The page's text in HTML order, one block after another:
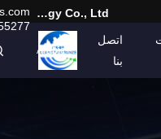
Beijing Guangtian Runze Technology Co., Ltd.
اتصل
بنا
Arabic